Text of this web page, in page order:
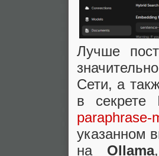
Лучше
Сети, а
в
paraphrase-
указанном
на Ollama